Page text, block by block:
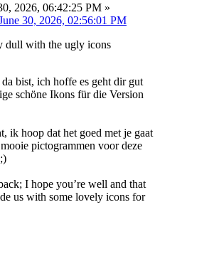
2026, 06:42:25 PM »
30, 2026, 02:56:01 PM
dull with the ugly icons
bist, ich hoffe es geht dir gut
schöne Ikons für die Version
ik hoop dat het goed met je gaat
pictogrammen voor deze
I hope you’re well and that
us with some lovely icons for